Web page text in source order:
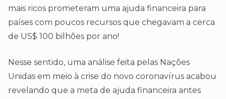
mais ricos prometeram uma ajuda financeira para
países com poucos recursos que chegavam a cerca
de US$ 100 bilhões por ano!
Nesse sentido, uma análise feita pelas Nações
Unidas em meio à crise do novo coronavírus acabou
revelando que a meta de ajuda financeira antes